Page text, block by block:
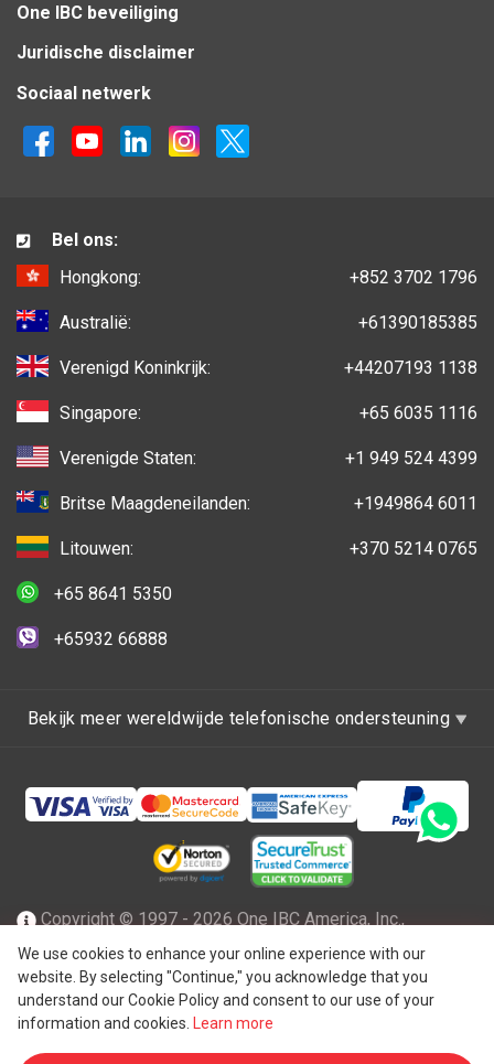
One IBC beveiliging
Juridische disclaimer
Sociaal netwerk
We use cookies to enhance your online experience with our
website. By selecting "Continue," you acknowledge that you
understand our Cookie Policy and consent to our use of your
information and cookies.
Learn more
Bel ons:
Hongkong:
+852 3702 1796
Australië: +61390185385
Verenigd Koninkrijk: +44207193 1138
Singapore: +65 6035 1116
Verenigde Staten: +1 949 524 4399
Britse Maagdeneilanden: +1949864 6011
Litouwen: +370 5214 0765
+65 8641 5350
+65932 66888
Bekijk meer wereldwijde telefonische ondersteuning
Copyright © 1997 - 2026 One IBC America, Inc.,
opgericht in Delaware, de Verenigde Staten van Amerika
met beperkte aansprakelijkheid en een lidfirma van One IBC
netwerk van onafhankelijke en afzonderlijke juridische
entiteit die is aangesloten bij One IBC®Group ("One IBC